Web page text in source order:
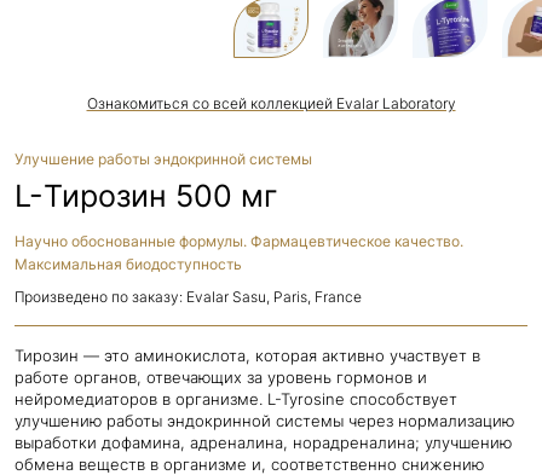
Ознакомиться со всей коллекцией Evalar Laboratory
Улучшение работы эндокринной системы
L-Тирозин 500 мг
Научно обоснованные формулы. Фармацевтическое качество.
Максимальная биодоступность
Произведено по заказу: Evalar Sasu, Paris, France
Тирозин — это аминокислота, которая активно участвует в
работе органов, отвечающих за уровень гормонов и
нейромедиаторов в организме. L-Tyrosine способствует
улучшению работы эндокринной системы через нормализацию
выработки дофамина, адреналина, норадреналина; улучшению
обмена веществ в организме и, соответственно снижению